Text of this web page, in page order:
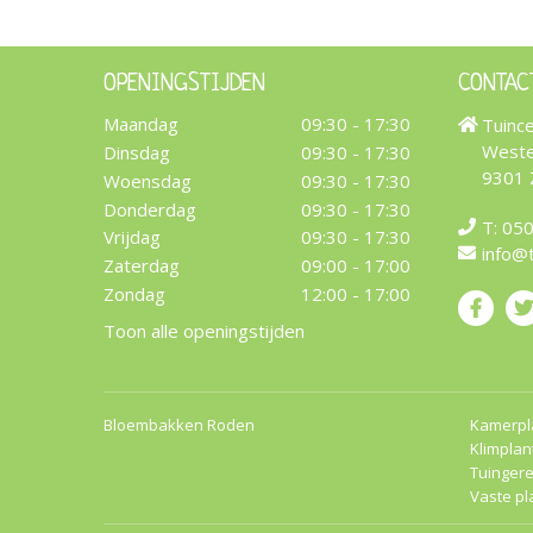
OPENINGSTIJDEN
Maandag
09:30 - 17:30
Dinsdag
09:30 - 17:30
Woensdag
09:30 - 17:30
Donderdag
09:30 - 17:30
Vrijdag
09:30 - 17:30
Zaterdag
09:00 - 17:00
Zondag
12:00 - 17:00
Toon alle openingstijden
9301
T:
Bloembakken Roden
Vaste